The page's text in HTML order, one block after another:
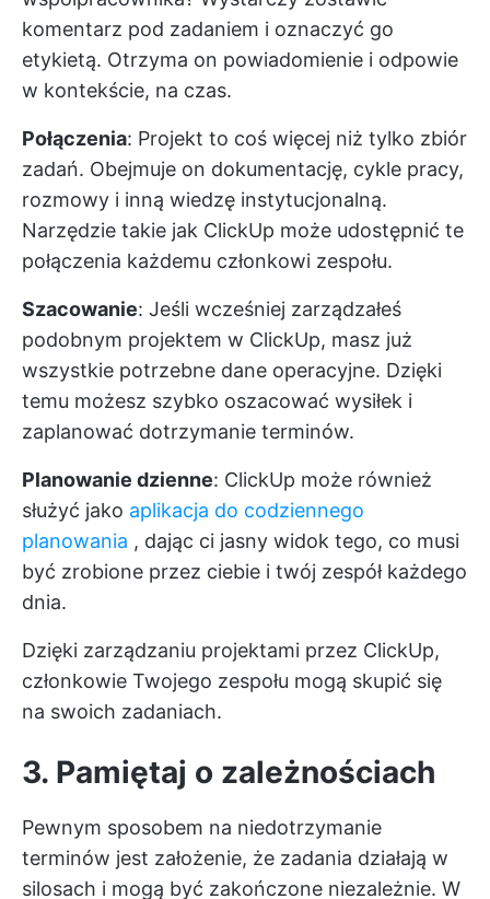
komentarz pod zadaniem i oznaczyć go
etykietą. Otrzyma on powiadomienie i odpowie
w kontekście, na czas.
Połączenia: Projekt to coś więcej niż tylko zbiór
zadań. Obejmuje on dokumentację, cykle pracy,
rozmowy i inną wiedzę instytucjonalną.
Narzędzie takie jak ClickUp może udostępnić te
połączenia każdemu członkowi zespołu.
Szacowanie: Jeśli wcześniej zarządzałeś
podobnym projektem w ClickUp, masz już
wszystkie potrzebne dane operacyjne. Dzięki
temu możesz szybko oszacować wysiłek i
zaplanować dotrzymanie terminów.
Planowanie dzienne: ClickUp może również
służyć jako aplikacja do codziennego
planowania , dając ci jasny widok tego, co musi
być zrobione przez ciebie i twój zespół każdego
dnia.
Dzięki zarządzaniu projektami przez ClickUp,
członkowie Twojego zespołu mogą skupić się
na swoich zadaniach.
3. Pamiętaj o zależnościach
Pewnym sposobem na niedotrzymanie
terminów jest założenie, że zadania działają w
silosach i mogą być zakończone niezależnie. W